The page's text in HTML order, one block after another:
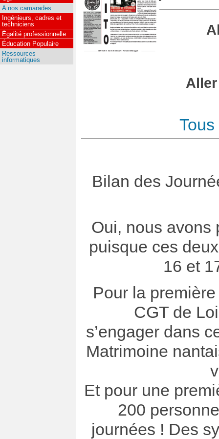
Bilan des
Oui, nous avons
puisque ces
16 et
Pour la première
CGT de
s’engager dans
Matrimoine
Et pour une
200
journées ! Des
A nos camarades
Ingénieurs, cadres et
techniciens
Égalité professionnelle
Éducation Populaire
Ressources
informatiques